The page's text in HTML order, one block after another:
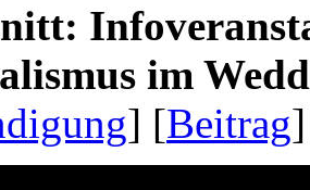
im
] [Beitrag